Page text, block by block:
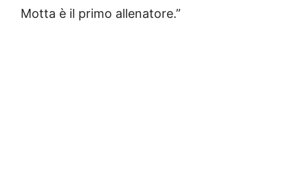
Motta è il primo allenatore.”